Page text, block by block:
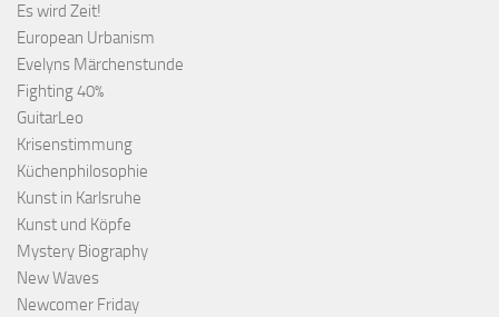
Es wird Zeit!
European Urbanism
Evelyns Märchenstunde
Fighting 40%
GuitarLeo
Krisenstimmung
Küchenphilosophie
Kunst in Karlsruhe
Kunst und Köpfe
Mystery Biography
New Waves
Newcomer Friday